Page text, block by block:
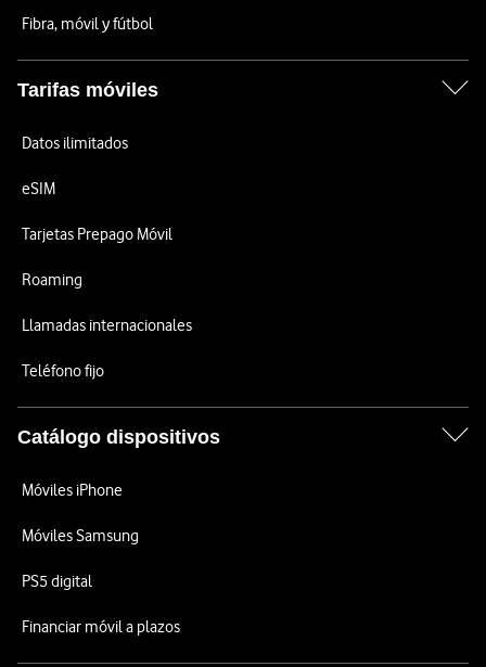
Fibra, móvil y fútbol
Tarifas móviles
Datos ilimitados
eSIM
Tarjetas Prepago Móvil
Roaming
Llamadas internacionales
Teléfono fijo
Catálogo dispositivos
Móviles iPhone
Móviles Samsung
PS5 digital
Financiar móvil a plazos